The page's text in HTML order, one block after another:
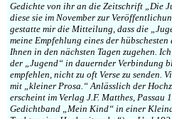
Gedichte von ihr an die Zeitschrift „Die
diese sie im November zur
gestatte mir die Mitteilung, dass die
meine Empfehlung eines der
Ihnen in den nächsten Tagen zugehen.
der „Jugend“ in dauernder Verbindung
empfehlen, nicht zu oft Verse zu senden.
mit „kleiner Prosa.“ Anlässlich der
erscheint im Verlag J.F. Matthes, Passau
Gedichtband „Mein Kind“ in einer